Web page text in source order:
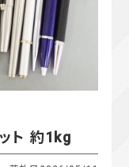
ト 約1kg